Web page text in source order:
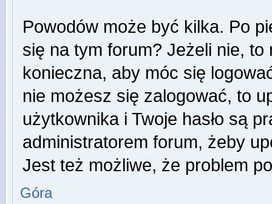
Powodów może być kilka. Po
się na tym forum? Jeżeli nie,
konieczna, aby móc się
nie możesz się zalogować, to
użytkownika i Twoje hasło są
administratorem forum, żeby
Jest też możliwe, że problem
Góra